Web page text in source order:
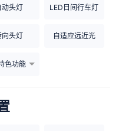
动头灯 LED日间行车灯
向头灯 自适应远近光
色功能